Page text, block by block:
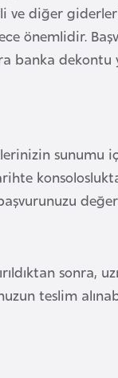
ve diğer
önemlidir.
banka
sunumu
sonra,
teslim